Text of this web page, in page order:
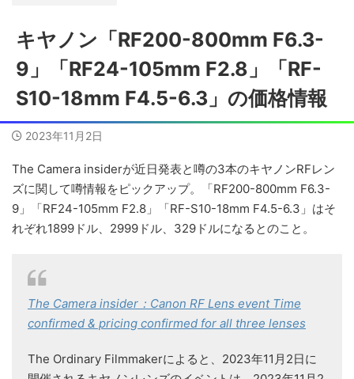
キヤノン「RF200-800mm F6.3-
9」「RF24-105mm F2.8」「RF-
S10-18mm F4.5-6.3」の価格情報
2023年11月2日
The Camera insiderが近日発表と噂の3本のキヤノンRFレン
ズに関して噂情報をピックアップ。「RF200-800mm F6.3-
9」「RF24-105mm F2.8」「RF-S10-18mm F4.5-6.3」はそ
れぞれ1899ドル、2999ドル、329ドルになるとのこと。
The Camera insider：Canon RF Lens event Time
confirmed & pricing confirmed for all three lenses
The Ordinary Filmmakerによると、2023年11月2日に